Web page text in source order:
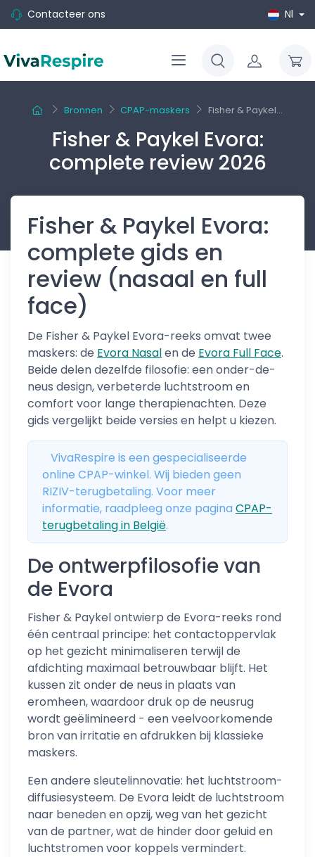
Contacteer ons Nl
Bronnen CPAP-maskers Fisher & Paykel...
Fisher & Paykel Evora:
complete review 2026
Fisher & Paykel Evora:
complete gids en
review (nasaal en full
face)
De Fisher & Paykel Evora-reeks omvat twee
maskers: de Evora Nasalen de Evora Full Face.
Beide delen dezelfde filosofie: een onder-de-
neus design, verbeterde luchtstroom en
comfort voor lange therapienachten. Deze
gids vergelijkt beide versies en helpt u kiezen.
VivaRespire is een gespecialiseerde
online CPAP-winkel. Wij bieden geen
RIZIV-terugbetaling. Voor meer
informatie, raadpleeg onze pagina CPAP-
terugbetaling in België.
De ontwerpfilosofie van
de Evora
Fisher & Paykel ontwierp de Evora-reeks rond
één centraal principe: het contactoppervlak
op het gezicht minimaliseren terwijl de
afdichting maximaal betrouwbaar blijft. Het
kussen zit onder de neus in plaats van
eromheen, waardoor druk op de neusrug
wordt geëlimineerd - een veelvoorkomende
bron van irritatie en afdrukken bij klassieke
maskers.
Een andere sleutelinnovatie: het luchtstroom-
diffusiesysteem. De Evora leidt de luchtstroom
naar beneden en opzij, weg van het gezicht
van de partner, wat de hinder door geluid en
luchtstromen voor koppels vermindert.